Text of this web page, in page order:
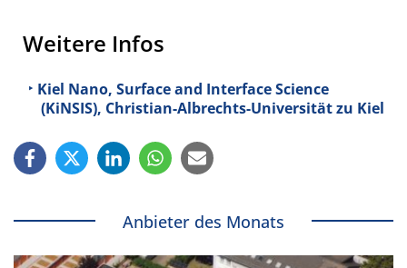
Weitere Infos
Kiel Nano, Surface and Interface Science
(KiNSIS), Christian-Albrechts-Universität zu Kiel
Anbieter des Monats